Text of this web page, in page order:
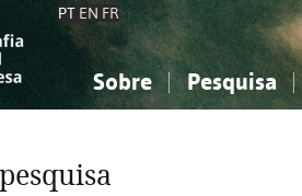
PT EN FR
Sobre Pesquisa
Ciências sociais...
Ciências sociais...